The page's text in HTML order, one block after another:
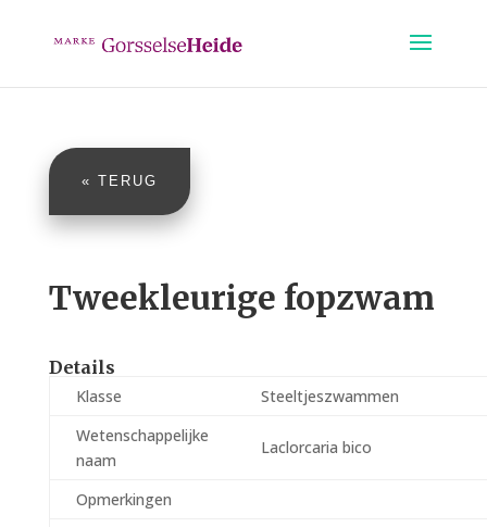
« TERUG
Tweekleurige fopzwam
Details
Klasse
Steeltjeszwammen
Wetenschappelijke
naam
Laclorcaria bico
Opmerkingen